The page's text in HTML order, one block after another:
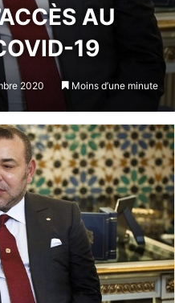
AU
19
2020 Moins d’une minute